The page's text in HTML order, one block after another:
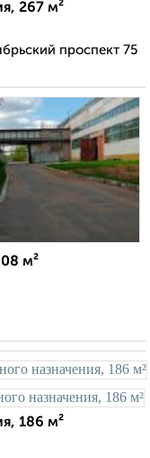
267 м²
проспект 75
м²
186 м²